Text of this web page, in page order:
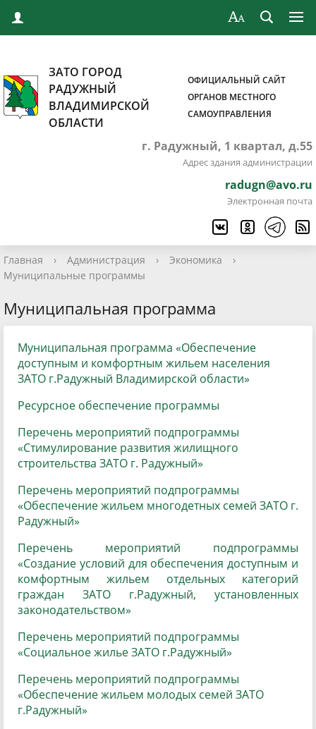
ЗАТО ГОРОД
РАДУЖНЫЙ
ВЛАДИМИРСКОЙ
ОБЛАСТИ
ОФИЦИАЛЬНЫЙ САЙТ
ОРГАНОВ МЕСТНОГО
САМОУПРАВЛЕНИЯ
г. Радужный, 1 квартал, д.55
Адрес здания администрации
radugn@avo.ru
Электронная почта
Главная › Администрация › Экономика
›
Муниципальные программы
Муниципальная программа
Муниципальная программа «Обеспечение
доступным и комфортным жильем населения
ЗАТО г.Радужный Владимирской области»
Ресурсное обеспечение программы
Перечень мероприятий подпрограммы
«Стимулирование развития жилищного
строительства ЗАТО г. Радужный»
Перечень мероприятий подпрограммы
«Обеспечение жильем многодетных семей ЗАТО г.
Радужный»
Перечень мероприятий подпрограммы
«Создание условий для обеспечения доступным и
комфортным жильем отдельных категорий
граждан ЗАТО г.Радужный, установленных
законодательством»
Перечень мероприятий подпрограммы
«Социальное жилье ЗАТО г.Радужный»
Перечень мероприятий подпрограммы
«Обеспечение жильем молодых семей ЗАТО
г.Радужный»